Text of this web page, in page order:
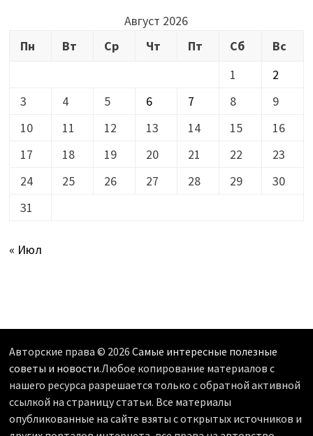
Август 2026
Пн
Вт Ср Чт Пт Сб
Вс
1
2
3
4 5 6 7 8
9
10
11 12 13 14 15
16
17
18 19 20 21 22
23
24
25 26 27 28 29
30
31
« Июл
Авторские права © 2026 Самые интересные полезные
советы и новости.Любое копирование материалов с
нашего ресурса разрешается только с обратной активной
ссылкой на страницу статьи. Все материалы
опубликованные на сайте взяты с открытых источников и